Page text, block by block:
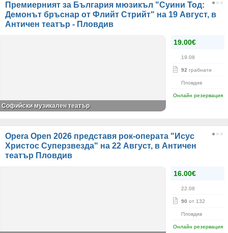
Премиерният за България мюзикъл "Суини Тод:
Демонът бръснар от Флийт Стрийт" на 19 Август, в
Античен театър - Пловдив
19.00€
19.08
92 грабнати
Пловдив
Онлайн резервация
Софийски музикален театър
Opera Open 2026 представя рок-операта "Исус
Христос Суперзвезда" на 22 Август, в Античен
театър Пловдив
16.00€
22.08
90 от 132
Пловдив
Онлайн резервация